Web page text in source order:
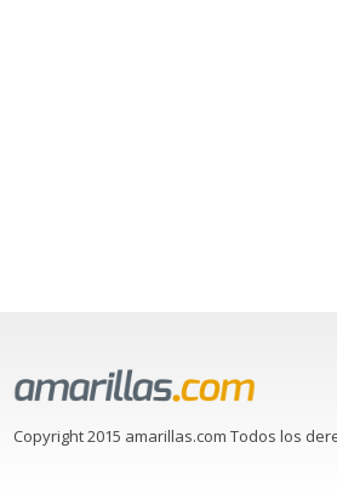
Copyright 2015 amarillas.com Todos los